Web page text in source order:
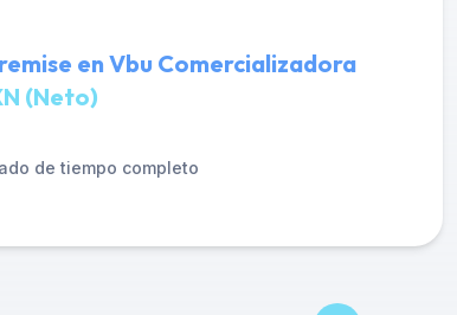
en Vbu Comercializadora
(Neto)
de tiempo completo